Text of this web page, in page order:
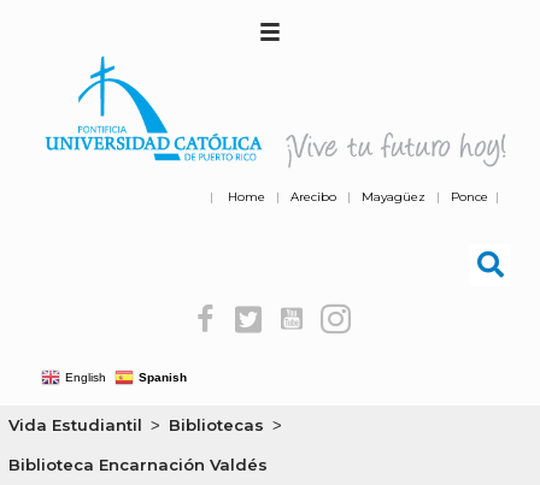
| Home | Arecibo | Mayagüez | Ponce |
English Spanish
Vida Estudiantil > Bibliotecas >
Biblioteca Encarnación Valdés